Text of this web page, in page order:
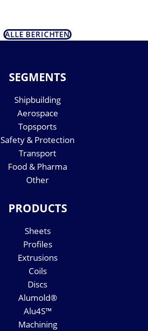
ALLE BERICHTEN
SEGMENTS
Shipbuilding
Aerospace
Topsports
Safety & Protection
Transport
Food & Pharma
Other
PRODUCTS
Sheets
Profiles
Extrusions
Coils
Discs
Alumold®
Alu4S™
Machining